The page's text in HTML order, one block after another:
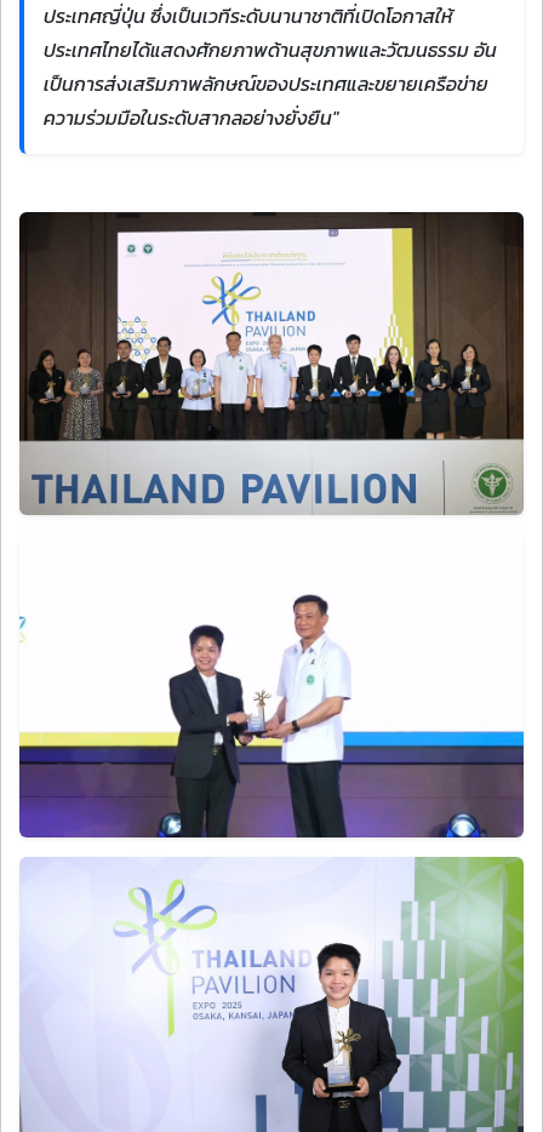
ประเทศญี่ปุ่น ซึ่งเป็นเวทีระดับนานาชาติที่เปิดโอกาสให้
ประเทศไทยได้แสดงศักยภาพด้านสุขภาพและวัฒนธรรม อัน
เป็นการส่งเสริมภาพลักษณ์ของประเทศและขยายเครือข่าย
ความร่วมมือในระดับสากลอย่างยั่งยืน"